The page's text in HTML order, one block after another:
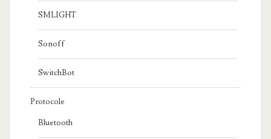
SMLIGHT
Sonoff
SwitchBot
Protocole
Bluetooth